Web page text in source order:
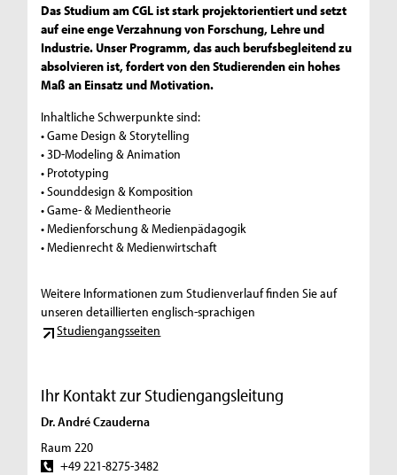
Das Studium am CGL ist stark projektorientiert und setzt
auf eine enge Verzahnung von Forschung, Lehre und
Industrie. Unser Programm, das auch berufsbegleitend zu
absolvieren ist, fordert von den Studierenden ein hohes
Maß an Einsatz und Motivation.
Inhaltliche Schwerpunkte sind:
• Game Design & Storytelling
• 3D-Modeling & Animation
• Prototyping
• Sounddesign & Komposition
• Game- & Medientheorie
• Medienforschung & Medienpädagogik
• Medienrecht & Medienwirtschaft
Weitere Informationen zum Studienverlauf finden Sie auf
unseren detaillierten englisch-sprachigen
Studiengangsseiten
Ihr Kontakt zur Studiengangsleitung
Dr. André Czauderna
Raum 220
+49 221-8275-3482